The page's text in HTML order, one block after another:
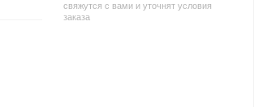
свяжутся с вами и уточнят условия
заказа